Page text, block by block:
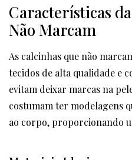
Características
Não Marcam
As calcinhas que não
tecidos de alta qualidade e
evitam deixar marcas na
costumam ter modelagens
ao corpo, proporcionando